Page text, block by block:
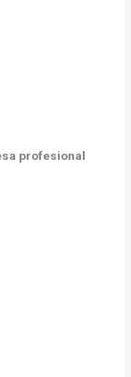
profesional